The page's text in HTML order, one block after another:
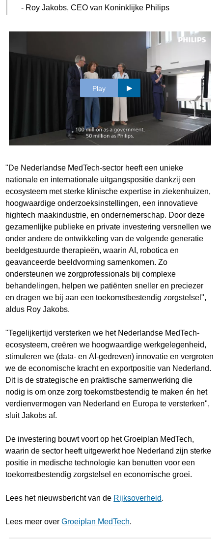
- Roy Jakobs, CEO van Koninklijke Philips
Play
"De Nederlandse MedTech-sector heeft een unieke
nationale en internationale uitgangspositie dankzij een
ecosysteem met sterke klinische expertise in ziekenhuizen,
hoogwaardige onderzoeksinstellingen, een innovatieve
hightech maakindustrie, en ondernemerschap. Door deze
gezamenlijke publieke en private investering versnellen we
onder andere de ontwikkeling van de volgende generatie
beeldgestuurde therapieën, waarin AI, robotica en
geavanceerde beeldvorming samenkomen. Zo
ondersteunen we zorgprofessionals bij complexe
behandelingen, helpen we patiënten sneller en preciezer
en dragen we bij aan een toekomstbestendig zorgstelsel",
aldus Roy Jakobs.
"Tegelijkertijd versterken we het Nederlandse MedTech-
ecosysteem, creëren we hoogwaardige werkgelegenheid,
stimuleren we (data- en AI-gedreven) innovatie en vergroten
we de economische kracht en exportpositie van Nederland.
Dit is de strategische en praktische samenwerking die
nodig is om onze zorg toekomstbestendig te maken én het
verdienvermogen van Nederland en Europa te versterken",
sluit Jakobs af.
De investering bouwt voort op het Groeiplan MedTech,
waarin de sector heeft uitgewerkt hoe Nederland zijn sterke
positie in medische technologie kan benutten voor een
toekomstbestendig zorgstelsel en economische groei.
Lees het nieuwsbericht van de Rijksoverheid.
Lees meer overGroeiplan MedTech.